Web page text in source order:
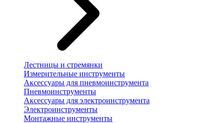
Лестницы и стремянки
Измерительные инструменты
Аксессуары для пневмоинструмента
Пневмоинструменты
Аксессуары для электроинструмента
Электроинструменты
Монтажные инструменты